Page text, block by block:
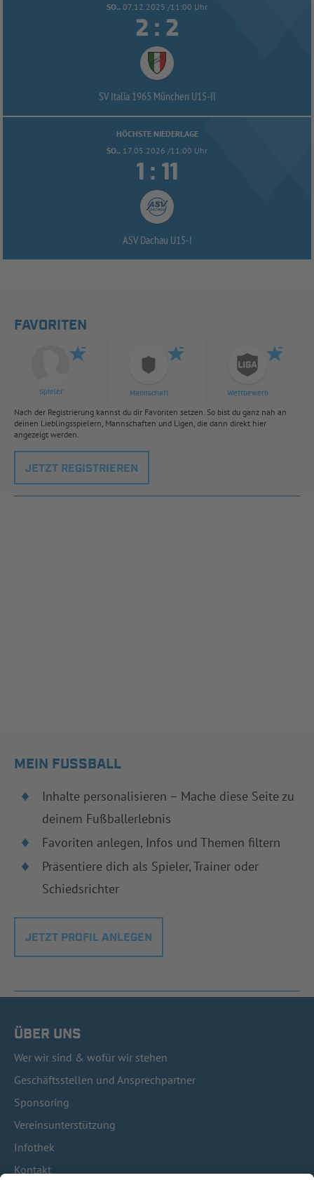
SO.. 07.12.2025 /11:00 Uhr
 : 
SV Italia 1965 München U15-II
HÖCHSTE NIEDERLAGE
SO.. 17.05.2026 /11:00 Uhr
 : 
ASV Dachau U15-I
FAVORITEN
Spieler Mannschaft Wettbewerb
Nach der Registrierung kannst du dir Favoriten setzen. So bist du ganz nah an
deinen Lieblingsspielern, Mannschaften und Ligen, die dann direkt hier
angezeigt werden.
JETZT REGISTRIEREN
MEIN FUSSBALL
Inhalte personalisieren – Mache diese Seite zu
deinem Fußballerlebnis
Favoriten anlegen, Infos und Themen filtern
Präsentiere dich als Spieler, Trainer oder
Schiedsrichter
JETZT PROFIL ANLEGEN
ÜBER UNS
Wer wir sind & wofür wir stehen
Geschäftsstellen und Ansprechpartner
Sponsoring
Vereinsunterstützung
Infothek
Kontakt